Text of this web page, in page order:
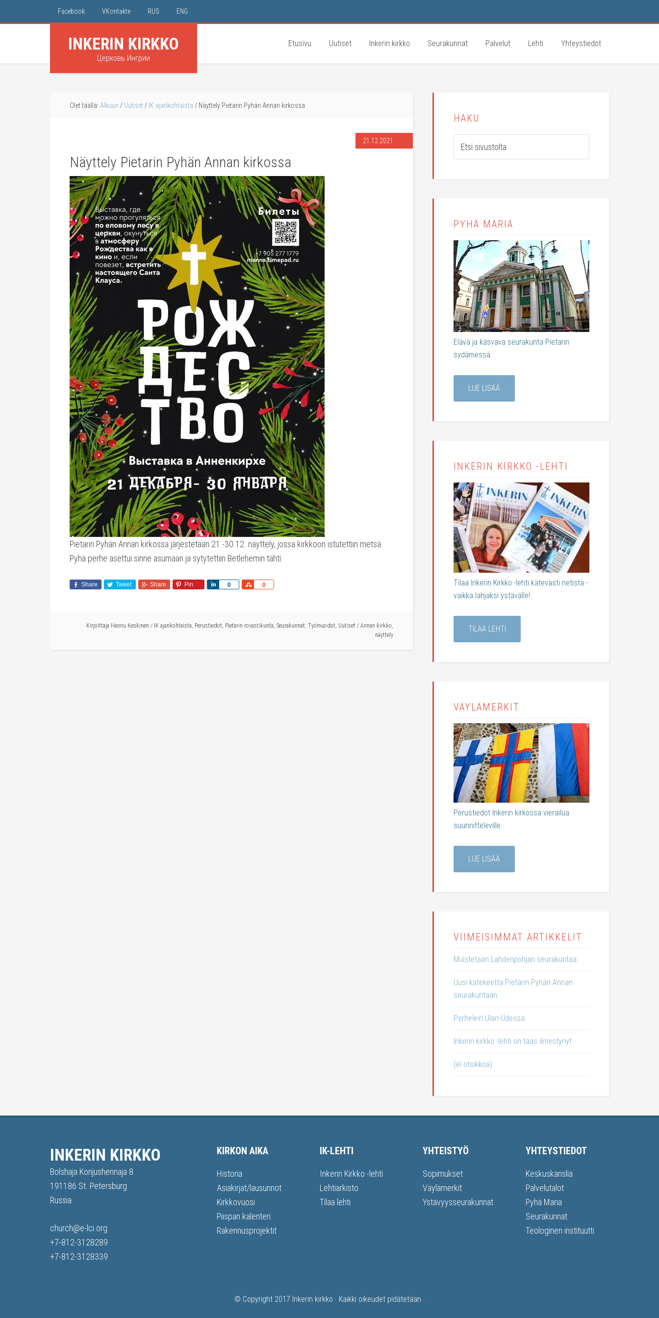
Facebook VKontakte RUS ENG
INKERIN KIRKKO
Церковь Ингрии
Etusivu Uutiset Inkerin kirkko Seurakunnat Palvelut Lehti Yhteystiedot
Olet täällä: Alkuun / Uutiset / IK ajankohtaista / Näyttely Pietarin Pyhän Annan kirkossa
21.12.2021
Näyttely Pietarin Pyhän Annan kirkossa
Pietarin Pyhän Annan kirkossa järjestetään 21.-30.12. näyttely, jossa kirkkoon istutettiin metsä.
Pyhä perhe asettui sinne asumaan ja sytytettiin Betlehemin tähti.
Share Tweet Share Pin 0
Share 0
Share
Kirjoittaja Hannu Keskinen / IK ajankohtaista, Perustiedot, Pietarin rovastikunta, Seurakunnat, Työmuodot, Uutiset / Annan kirkko,
näyttely
HAKU
PYHÄ MARIA
Elävä ja kasvava seurakunta Pietarin
sydämessä.
LUE LISÄÄ
INKERIN KIRKKO -LEHTI
Tilaa Inkerin Kirkko -lehti kätevästi netistä -
vaikka lahjaksi ystävälle!
TILAA LEHTI
VÄYLÄMERKIT
Perustiedot Inkerin kirkossa vierailua
suunnitteleville.
LUE LISÄÄ
VIIMEISIMMÄT ARTIKKELIT
Muistetaan Lahdenpohjan seurakuntaa
Uusi katekeetta Pietarin Pyhän Annan
seurakuntaan
Perheleiri Ulan-Udessa
Inkerin kirkko -lehti on taas ilmestynyt
(ei otsikkoa)
INKERIN KIRKKO
Bolshaja Konjushennaja 8
191186 St. Petersburg
Russia
church@e-lci.org
+7-812-3128289
+7-812-3128339
KIRKON AIKA
Historia
Asiakirjat/lausunnot
Kirkkovuosi
Piispan kalenteri
Rakennusprojektit
IK-LEHTI
Inkerin Kirkko -lehti
Lehtiarkisto
Tilaa lehti
YHTEISTYÖ
Sopimukset
Väylämerkit
Ystävyysseurakunnat
YHTEYSTIEDOT
Keskuskanslia
Palvelutalot
Pyhä Maria
Seurakunnat
Teologinen instituutti
© Copyright 2017 Inkerin kirkko · Kaikki oikeudet pidätetään ·